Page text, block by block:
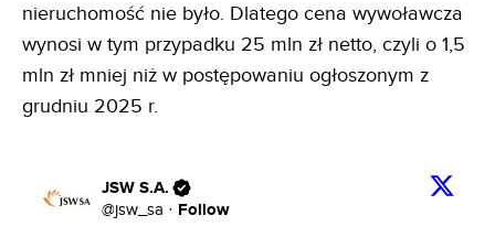
nieruchomość nie było. Dlatego cena wywoławcza
wynosi w tym przypadku 25 mln zł netto, czyli o 1,5
mln zł mniej niż w postępowaniu ogłoszonym z
grudniu 2025 r.
JSW S.A.
@jsw_sa · Follow